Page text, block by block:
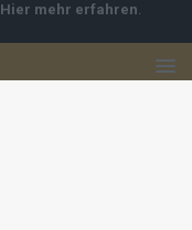
Hier mehr erfahren.